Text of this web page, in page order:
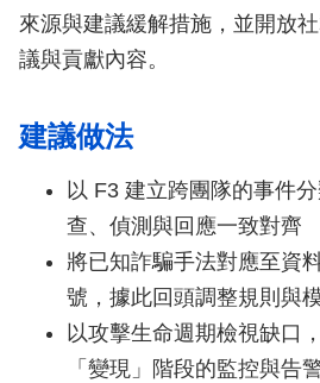
來源與建議緩解措施，並開放
議與貢獻內容。
建議做法
以 F3 建立跨團隊的事件
查、偵測與回應一致對齊
將已知詐騙手法對應至資
號，據此回頭調整規則與
以攻擊生命週期檢視缺口
「變現」階段的監控與告